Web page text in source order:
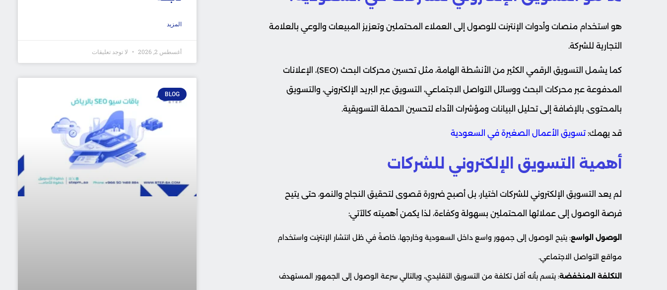
هو استخدام منصات وأدوات الإنترنت للوصول إلى العملاء المحتملين وتعزيز المبيعات والوعي بالعلامة
التجارية للشركة.
كما يشمل التسويق الرقمي الكثير من الأنشطة الهامة، مثل تحسين محركات البحث (SEO)، الإعلانات
المدفوعة عبر محركات البحث ووسائل التواصل الاجتماعي، التسويق عبر البريد الإلكتروني، والتسويق
بالمحتوى، بالإضافة إلى تحليل البيانات ومؤشرات الأداء لتحسين الحملة التسويقية.
قد يهمك:تسويق الأعمال الصغيرة في السعودية
أهمية التسويق الإلكتروني للشركات
لم يعد التسويق الإلكتروني للشركات اختيار، بل أصبح ضرورة قصوى لتحقيق النجاح والنمو، حتى يتيح
فرصة الوصول إلى عملائها المحتملين بسهولة وكفاءة، لذا يكمن أهميته كالآتي:
الوصول الواسع: يتيح الوصول إلى جمهور واسع داخل السعودية وخارجها، خاصةً في ظل انتشار الإنترنت واستخدام
مواقع التواصل الاجتماعي.
التكلفة المنخفضة: يتسم بأنه أقل تكلفة من التسويق التقليدي، وبالتالي سرعة الوصول إلى الجمهور المستهدف
المزيد
أغسطس 2, 2026 لا توجد تعليقات
BLOG